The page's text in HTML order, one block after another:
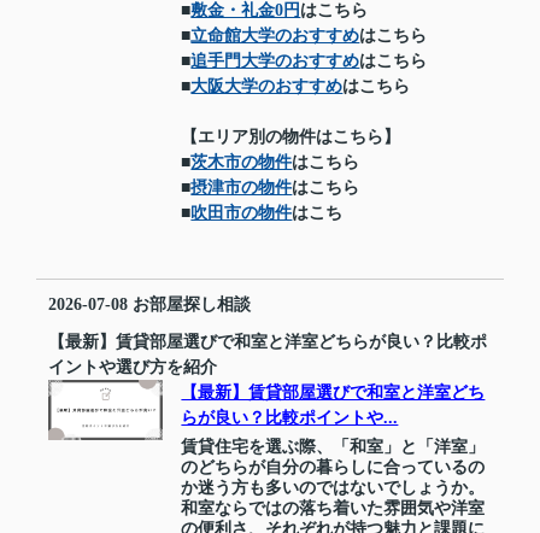
■敷金・礼金0円 はこちら
■立命館大学のおすすめはこちら
■追手門大学のおすすめはこちら
■大阪大学のおすすめはこちら
【エリア別の物件はこちら】
■茨木市の物件はこちら
■摂津市の物件はこちら
■吹田市の物件はこち
2026-07-08 お部屋探し相談
【最新】賃貸部屋選びで和室と洋室どちらが良い？比較ポ
イントや選び方を紹介
【最新】賃貸部屋選びで和室と洋室どち
らが良い？比較ポイントや...
賃貸住宅を選ぶ際、「和室」と「洋室」
のどちらが自分の暮らしに合っているの
か迷う方も多いのではないでしょうか。
和室ならではの落ち着いた雰囲気や洋室
の便利さ、それぞれが持つ魅力と課題に